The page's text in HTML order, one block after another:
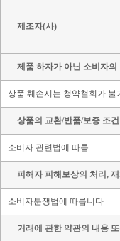
제조자(사)
제품 하자가 아닌 소비자
상품 훼손시는 청약철회가 불
상품의 교환/반품/보증 조
소비자 관련법에 따름
피해자 피해보상의 처리,
소비자분쟁법에 따릅니다
거래에 관한 약관의 내용